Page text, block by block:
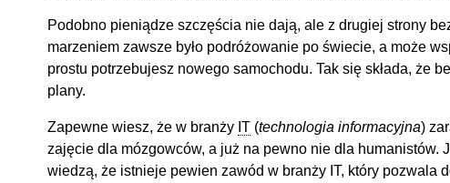
Podobno pieniądze szczęścia nie dają, ale z drugiej strony
marzeniem zawsze było podróżowanie po świecie, a może
prostu potrzebujesz nowego samochodu. Tak się składa, że
plany.
Zapewne wiesz, że w branży IT (technologia informacyjna)
zajęcie dla mózgowców, a już na pewno nie dla
wiedzą, że istnieje pewien zawód w branży IT, który pozwala